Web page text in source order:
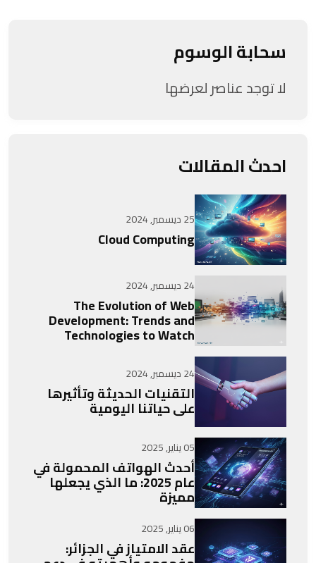
سحابة الوسوم
لا توجد عناصر لعرضها
احدث المقالات
25 ديسمبر, 2024
Cloud Computing
24 ديسمبر, 2024
The Evolution of Web
Development: Trends and
Technologies to Watch
24 ديسمبر, 2024
التقنيات الحديثة وتأثيرها
على حياتنا اليومية
05 يناير, 2025
أحدث الهواتف المحمولة في
عام 2025: ما الذي يجعلها
مميزة
06 يناير, 2025
عقد الامتياز في الجزائر: